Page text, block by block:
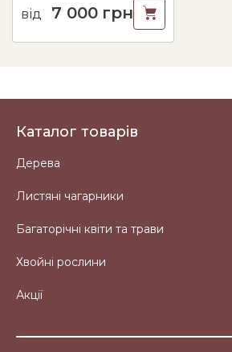
від 7 000 грн
Каталог товарів
Дерева
Листяні чагарники
Багаторічні квіти та трави
Хвойні рослини
Акції